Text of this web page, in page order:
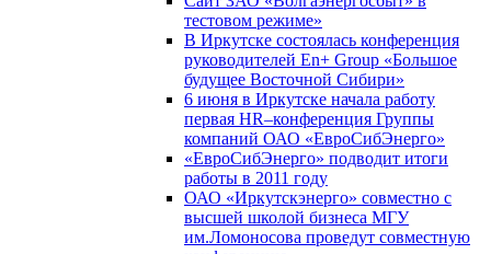
тестовом режиме»
В Иркутске состоялась конференция
руководителей En+ Group «Большое
будущее Восточной Сибири»
6 июня в Иркутске начала работу
первая HR–конференция Группы
компаний ОАО «ЕвроСибЭнерго»
«ЕвроСибЭнерго» подводит итоги
работы в 2011 году
ОАО «Иркутскэнерго» совместно с
высшей школой бизнеса МГУ
им.Ломоносова проведут совместную